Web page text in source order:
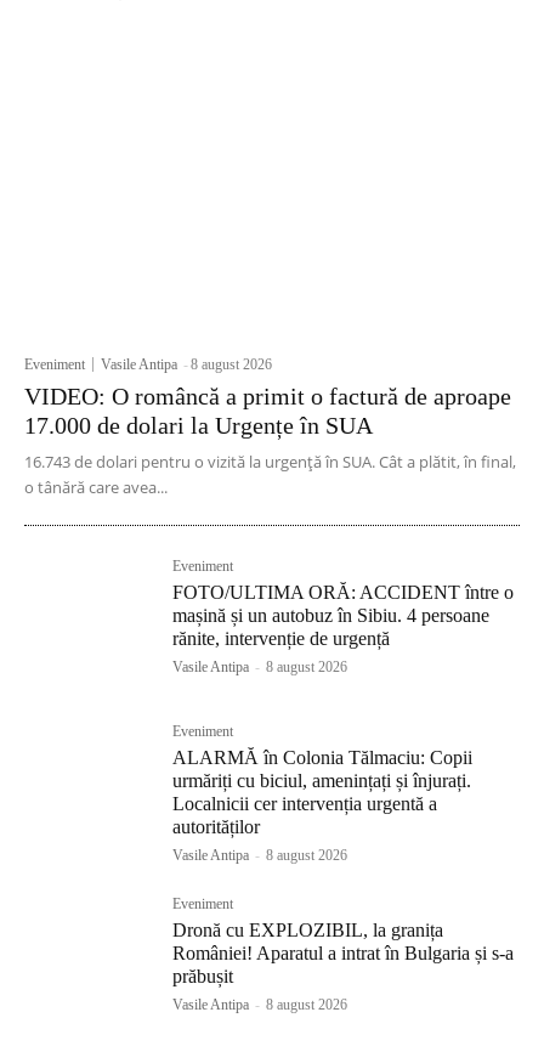
Eveniment Vasile Antipa -8 august 2026
VIDEO: O româncă a primit o factură de aproape
17.000 de dolari la Urgențe în SUA
16.743 de dolari pentru o vizită la urgență în SUA. Cât a plătit, în final,
o tânără care avea...
Eveniment
FOTO/ULTIMA ORĂ: ACCIDENT între o
mașină și un autobuz în Sibiu. 4 persoane
rănite, intervenție de urgență
Vasile Antipa - 8 august 2026
Eveniment
ALARMĂ în Colonia Tălmaciu: Copii
urmăriți cu biciul, amenințați și înjurați.
Localnicii cer intervenția urgentă a
autorităților
Vasile Antipa - 8 august 2026
Eveniment
Dronă cu EXPLOZIBIL, la granița
României! Aparatul a intrat în Bulgaria și s-a
prăbușit
Vasile Antipa - 8 august 2026